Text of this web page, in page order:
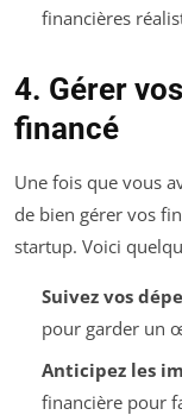
financières
4. Gérer
financé
Une fois que vous
de bien gérer vos
startup. Voici
Suivez vos
pour garder un
Anticipez les
financière pour